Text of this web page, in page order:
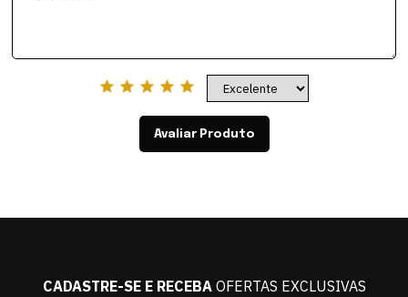
Avaliar Produto
CADASTRE-SE E RECEBAOFERTAS EXCLUSIVAS